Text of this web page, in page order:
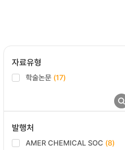
자료유형
학술논문 (17)
발행처
AMER CHEMICAL SOC (8)